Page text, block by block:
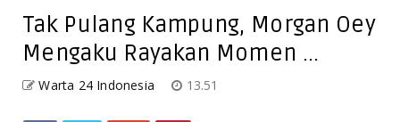
Tak Pulang Kampung, Morgan Oey
Mengaku Rayakan Momen ...
Warta 24 Indonesia 13.51